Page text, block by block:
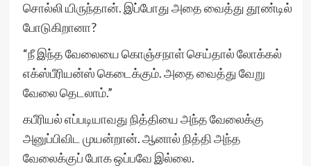
சொல்லி யிருந்தான். இப்போது அதை வைத்து தூண்டில்
போடுகிறானா?
“நீ இந்த வேலையை கொஞ்சநாள் செய்தால் லோக்கல்
எக்ஸ்பீரியன்ஸ் கெடைக்கும். அதை வைத்து வேறு
வேலை தெடலாம்.”
கபீரியல் எப்படியாவது நித்தியை அந்த வேலைக்கு
அனுப்பிவிட முயன்றான். ஆனால் நித்தி அந்த
வேலைக்குப் போக ஒப்பவே இல்லை.